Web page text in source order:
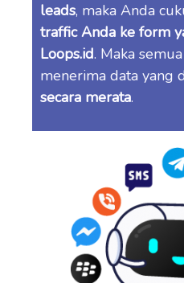
leads, maka Anda
traffic Anda ke form
Loops.id. Maka
menerima data yang
secara merata.